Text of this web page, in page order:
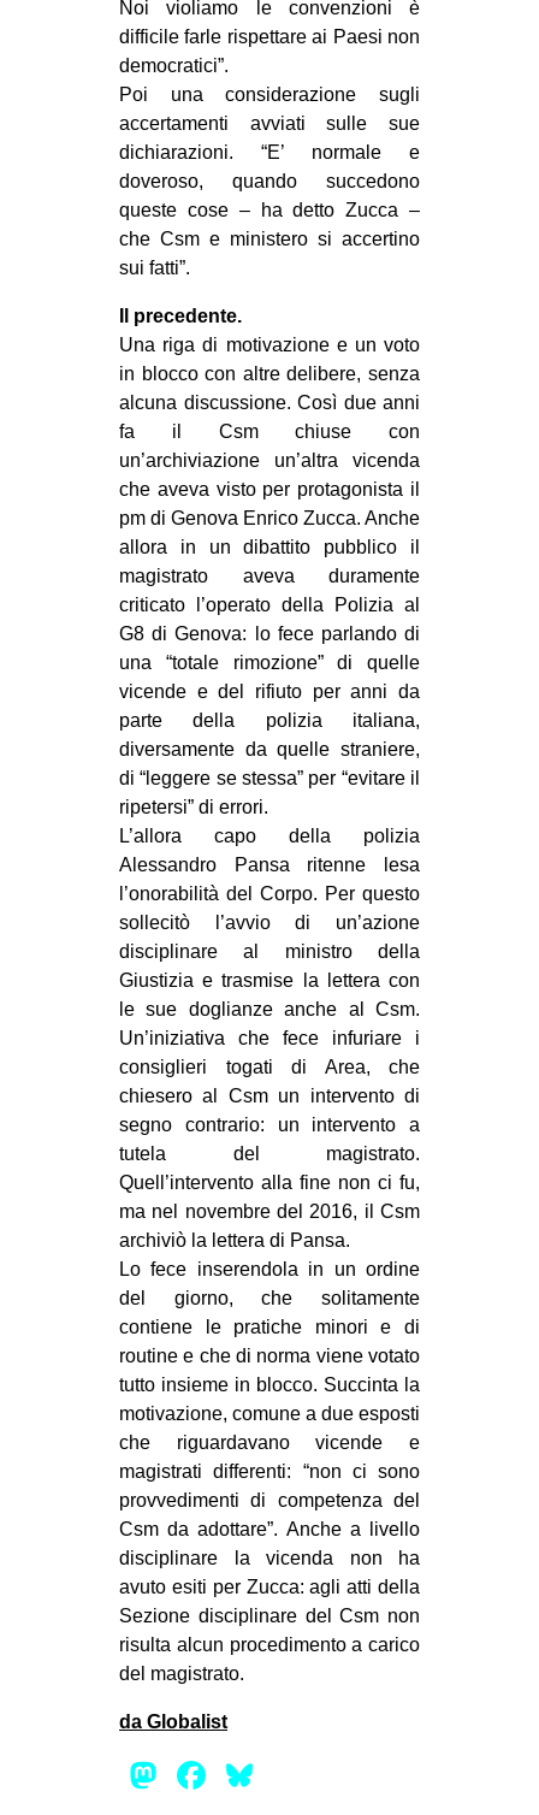
Noi violiamo le convenzioni è
difficile farle rispettare ai Paesi non
democratici”.
Poi una considerazione sugli
accertamenti avviati sulle sue
dichiarazioni. “E’ normale e
doveroso, quando succedono
queste cose – ha detto Zucca –
che Csm e ministero si accertino
sui fatti”.
Il precedente.
Una riga di motivazione e un voto
in blocco con altre delibere, senza
alcuna discussione. Così due anni
fa il Csm chiuse con
un’archiviazione un’altra vicenda
che aveva visto per protagonista il
pm di Genova Enrico Zucca. Anche
allora in un dibattito pubblico il
magistrato aveva duramente
criticato l’operato della Polizia al
G8 di Genova: lo fece parlando di
una “totale rimozione” di quelle
vicende e del rifiuto per anni da
parte della polizia italiana,
diversamente da quelle straniere,
di “leggere se stessa” per “evitare il
ripetersi” di errori.
L’allora capo della polizia
Alessandro Pansa ritenne lesa
l’onorabilità del Corpo. Per questo
sollecitò l’avvio di un’azione
disciplinare al ministro della
Giustizia e trasmise la lettera con
le sue doglianze anche al Csm.
Un’iniziativa che fece infuriare i
consiglieri togati di Area, che
chiesero al Csm un intervento di
segno contrario: un intervento a
tutela del magistrato.
Quell’intervento alla fine non ci fu,
ma nel novembre del 2016, il Csm
archiviò la lettera di Pansa.
Lo fece inserendola in un ordine
del giorno, che solitamente
contiene le pratiche minori e di
routine e che di norma viene votato
tutto insieme in blocco. Succinta la
motivazione, comune a due esposti
che riguardavano vicende e
magistrati differenti: “non ci sono
provvedimenti di competenza del
Csm da adottare”. Anche a livello
disciplinare la vicenda non ha
avuto esiti per Zucca: agli atti della
Sezione disciplinare del Csm non
risulta alcun procedimento a carico
del magistrato.
da Globalist
Mastodon
Facebook